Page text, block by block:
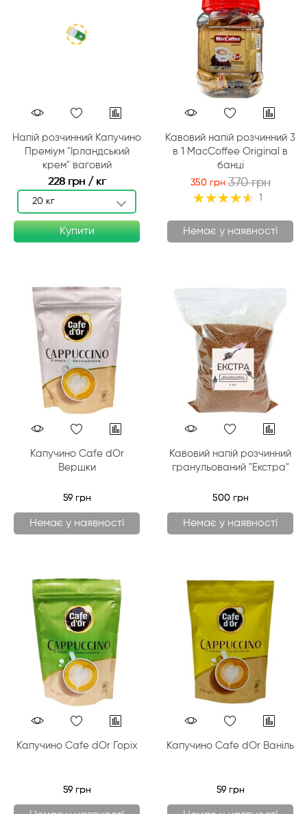
Напій розчинний Капучино
Преміум "Ірландський
крем" ваговий
228 грн / кг
20 кг
Купити
Кавовий напій розчинний 3
в 1 MacCoffee Original в
банці
350 грн 370 грн
Рейтинг:
1
Немає у наявності
Капучино Cafe dOr
Вершки
59 грн
Немає у наявності
Кавовий напій розчинний
гранульований "Екстра"
500 грн
Немає у наявності
Капучино Cafe dOr Горіх
59 грн
Капучино Cafe dOr Ваніль
59 грн